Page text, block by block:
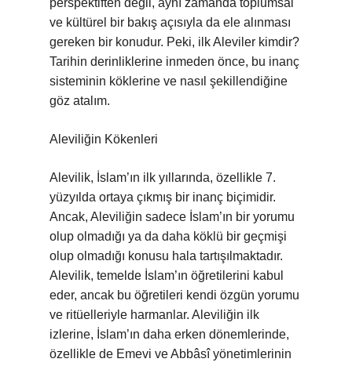
perspektiften değil, aynı zamanda toplumsal
ve kültürel bir bakış açısıyla da ele alınması
gereken bir konudur. Peki, ilk Aleviler kimdir?
Tarihin derinliklerine inmeden önce, bu inanç
sisteminin köklerine ve nasıl şekillendiğine
göz atalım.
Aleviliğin Kökenleri
Alevilik, İslam’ın ilk yıllarında, özellikle 7.
yüzyılda ortaya çıkmış bir inanç biçimidir.
Ancak, Aleviliğin sadece İslam’ın bir yorumu
olup olmadığı ya da daha köklü bir geçmişi
olup olmadığı konusu hala tartışılmaktadır.
Alevilik, temelde İslam’ın öğretilerini kabul
eder, ancak bu öğretileri kendi özgün yorumu
ve ritüelleriyle harmanlar. Aleviliğin ilk
izlerine, İslam’ın daha erken dönemlerinde,
özellikle de Emevi ve Abbâsî yönetimlerinin